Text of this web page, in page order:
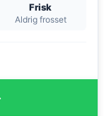
Frisk
Aldrig frosset